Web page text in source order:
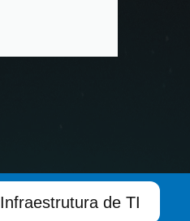
Infraestrutura de TI